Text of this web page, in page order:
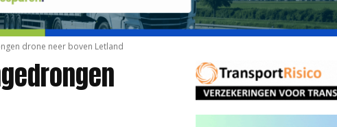
drone neer boven Letland